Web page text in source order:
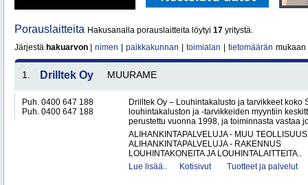
Porauslaitteita Hakusanalla porauslaitteita löytyi 17 yritystä.
Järjestä hakuarvon nimen paikkakunnan toimialan tietomäärän mukaan
1. Drilltek Oy MUURAME
Puh. 0400 647 188
Puh. 0400 647 188
Drilltek Oy – Louhintakalusto ja tarvikkeet koko
louhintakaluston ja -tarvikkeiden myyntiin
perustettu vuonna 1998, ja toiminnasta vastaa
ALIHANKINTAPALVELUJA - MUU TEOLLISUUS
ALIHANKINTAPALVELUJA - RAKENNUS
LOUHINTAKONEITA JA LOUHINTALAITTEITA..
Lue lisää..
Kotisivut Tuotteet ja palvelut